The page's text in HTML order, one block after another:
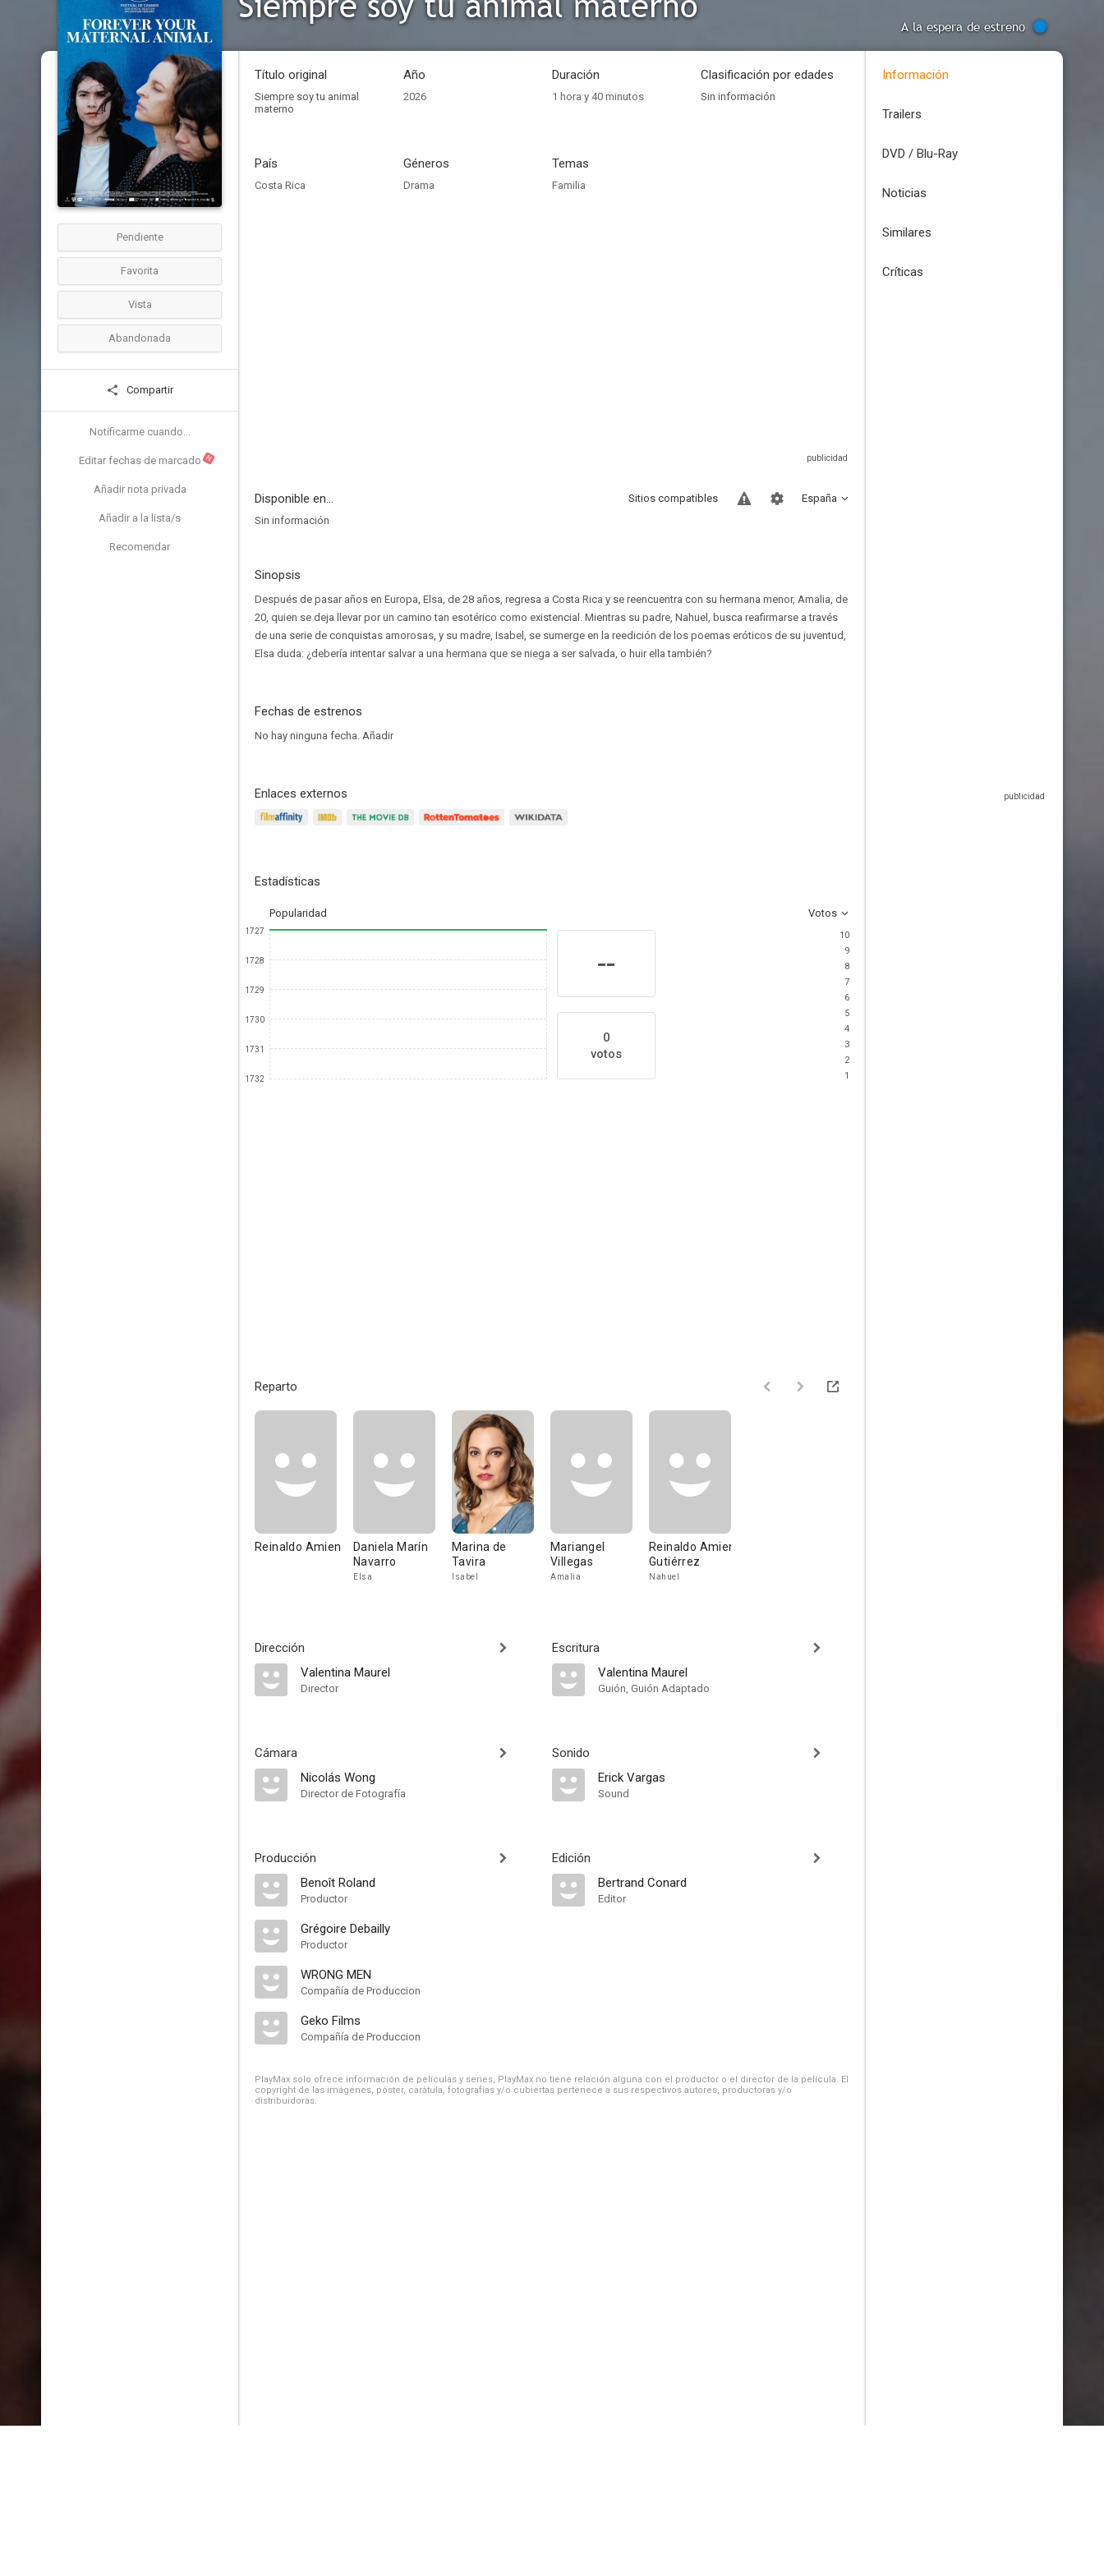
A la espera de estreno
Pendiente
Favorita
Vista
Abandonada
Compartir
Notificarme cuando...
Editar fechas de marcado N
Añadir nota privada
Añadir a la lista/s
Recomendar
Título original
Siempre soy tu animal
materno
Año
2026
Duración
1 hora y 40 minutos
Clasificación por edades
Sin información
País
Costa Rica
Géneros
Drama
Temas
Familia
Disponible en... España
Sitios compatibles
Sin información
Sinopsis
Después de pasar años en Europa, Elsa, de 28 años, regresa a Costa Rica y se reencuentra con su hermana menor, Amalia, de
20, quien se deja llevar por un camino tan esotérico como existencial. Mientras su padre, Nahuel, busca reafirmarse a través
de una serie de conquistas amorosas, y su madre, Isabel, se sumerge en la reedición de los poemas eróticos de su juventud,
Elsa duda: ¿debería intentar salvar a una hermana que se niega a ser salvada, o huir ella también?
Fechas de estrenos
No hay ninguna fecha. Añadir
Enlaces externos
Estadísticas
Popularidad Votos
1727
1728
1729
1730
1731
1732
--
0
votos
10
9
8
7
6
5
4
3
2
1
Reparto
Reinaldo Amien
Daniela Marín
Navarro
Elsa
Marina de
Tavira
Isabel
Mariangel
Villegas
Amalia
Reinaldo Amien
Gutiérrez
Nahuel
Dirección
Valentina Maurel
Director
Cámara
Nicolás Wong
Director de Fotografía
Producción
Benoît Roland
Productor
Grégoire Debailly
Productor
WRONG MEN
Compañía de Produccion
Geko Films
Compañía de Produccion
Escritura
Valentina Maurel
Guión, Guión Adaptado
Sonido
Erick Vargas
Sound
Edición
Bertrand Conard
Editor
PlayMax solo ofrece información de películas y series, PlayMax no tiene relación alguna con el productor o el director de la película. El
copyright de las imágenes, póster, carátula, fotografías y/o cubiertas pertenece a sus respectivos autores, productoras y/o
distribuidoras.
Información
Trailers
DVD / Blu-Ray
Noticias
Similares
Críticas